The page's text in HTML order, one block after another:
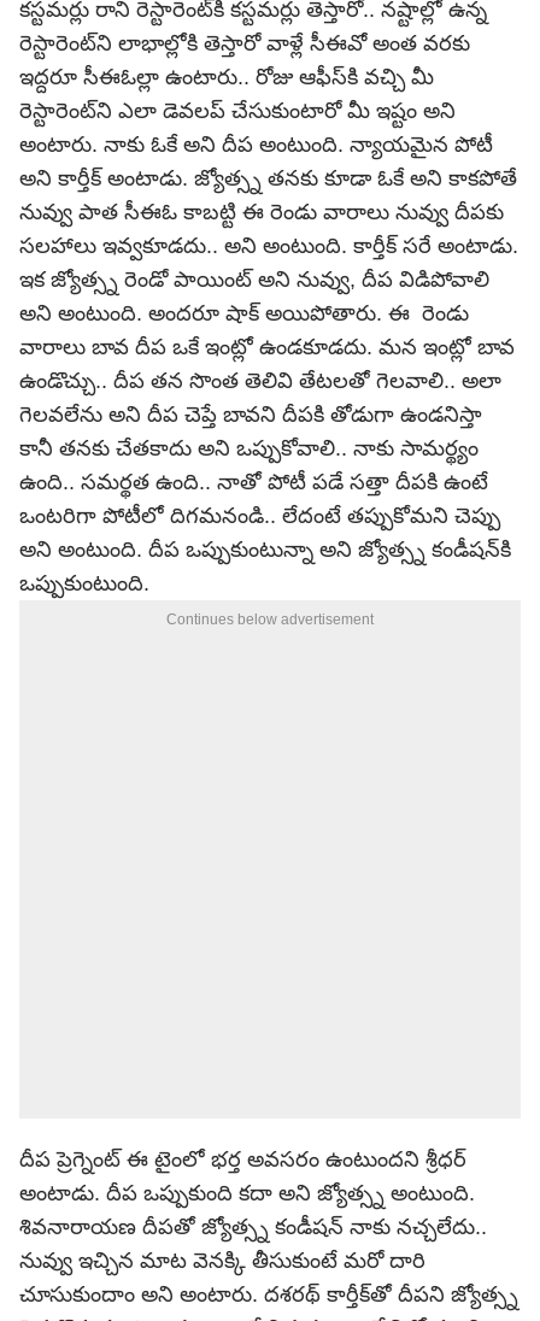
కస్టమర్లు రాని రెస్టారెంట్‌కి కస్టమర్లు తెస్తారో.. నష్టాల్లో ఉన్న
రెస్టారెంట్‌ని లాభాల్లోకి తెస్తారో వాళ్లే సీఈవో అంత వరకు
ఇద్దరూ సీఈఓల్లా ఉంటారు.. రోజు ఆఫీస్‌కి వచ్చి మీ
రెస్టారెంట్‌ని ఎలా డెవలప్ చేసుకుంటారో మీ ఇష్టం అని
అంటారు. నాకు ఓకే అని దీప అంటుంది. న్యాయమైన పోటీ
అని కార్తీక్ అంటాడు. జ్యోత్స్న తనకు కూడా ఓకే అని కాకపోతే
నువ్వు పాత సీఈఓ కాబట్టి ఈ రెండు వారాలు నువ్వు దీపకు
సలహాలు ఇవ్వకూడదు.. అని అంటుంది. కార్తీక్ సరే అంటాడు.
ఇక జ్యోత్స్న రెండో పాయింట్‌ అని నువ్వు, దీప విడిపోవాలి
అని అంటుంది. అందరూ షాక్ అయిపోతారు. ఈ రెండు
వారాలు బావ దీప ఒకే ఇంట్లో ఉండకూడదు. మన ఇంట్లో బావ
ఉండొచ్చు.. దీప తన సొంత తెలివి తేటలతో గెలవాలి.. అలా
గెలవలేను అని దీప చెప్తే బావని దీపకి తోడుగా ఉండనిస్తా
కానీ తనకు చేతకాదు అని ఒప్పుకోవాలి.. నాకు సామర్థ్యం
ఉంది.. సమర్థత ఉంది.. నాతో పోటీ పడే సత్తా దీపకి ఉంటే
ఒంటరిగా పోటీలో దిగమనండి.. లేదంటే తప్పుకోమని చెప్పు
అని అంటుంది. దీప ఒప్పుకుంటున్నా అని జ్యోత్స్న కండీషన్‌కి
ఒప్పుకుంటుంది.
Continues below advertisement
దీప ప్రెగ్నెంట్ ఈ టైంలో భర్త అవసరం ఉంటుందని శ్రీధర్
అంటాడు. దీప ఒప్పుకుంది కదా అని జ్యోత్స్న అంటుంది.
శివనారాయణ దీపతో జ్యోత్స్న కండీషన్ నాకు నచ్చలేదు..
నువ్వు ఇచ్చిన మాట వెనక్కి తీసుకుంటే మరో దారి
చూసుకుందాం అని అంటారు. దశరథ్ కార్తీక్‌తో దీపని జ్యోత్స్న